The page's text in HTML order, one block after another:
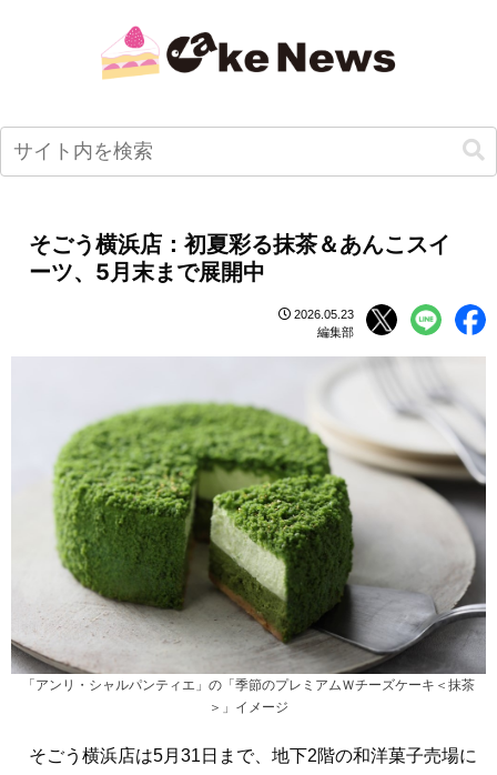
そごう横浜店：初夏彩る抹茶＆あんこスイ
ーツ、5月末まで展開中
2026.05.23
編集部
「アンリ・シャルパンティエ」の「季節のプレミアムＷチーズケーキ＜抹茶
＞」イメージ
そごう横浜店は5月31日まで、地下2階の和洋菓子売場に